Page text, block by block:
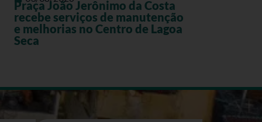
Praça João Jerônimo da Costa
recebe serviços de manutenção
e melhorias no Centro de Lagoa
Seca